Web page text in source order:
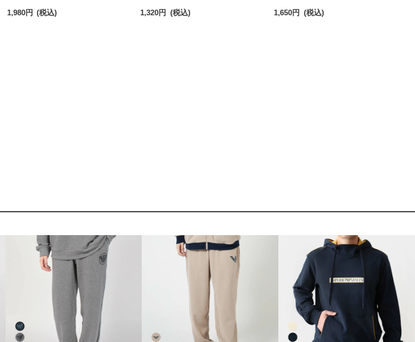
ンズ レディース 92009650
1,980円 (税込) 1,320円 (税込)
ソックス 02022328
1,650円 (税込)